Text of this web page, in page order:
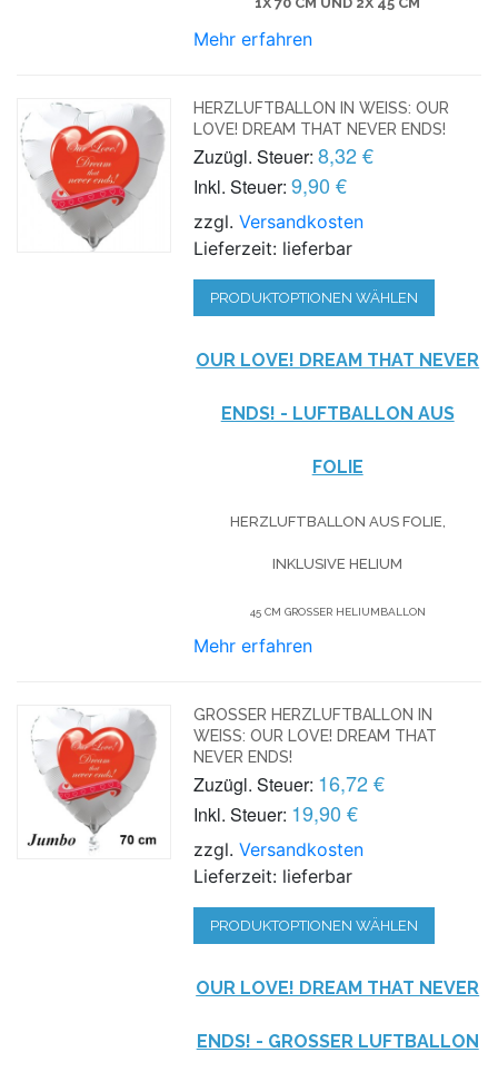
Mehr erfahren
HERZLUFTBALLON IN WEISS: OUR L
OVE! DREAM THAT NEVER ENDS!
Zuzügl. Steuer: 8,32 €
Inkl. Steuer: 9,90 €
zzgl.Versandkosten
Lieferzeit: lieferbar
PRODUKTOPTIONEN WÄHLEN
OUR LOVE! DREAM THAT NEVER
ENDS! - LUFTBALLON AUS
FOLIE
HERZLUFTBALLON AUS FOLIE,
INKLUSIVE HELIUM
45 CM GROSSER HELIUMBALLON
Mehr erfahren
GROSSER HERZLUFTBALLON IN W
EISS: OUR LOVE! DREAM THAT NE
VER ENDS!
Zuzügl. Steuer: 16,72 €
Inkl. Steuer: 19,90 €
zzgl.Versandkosten
Lieferzeit: lieferbar
PRODUKTOPTIONEN WÄHLEN
OUR LOVE! DREAM THAT NEVER
ENDS! - GROSSER LUFTBALLON A